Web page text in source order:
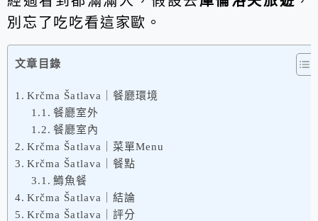
別忘了吃吃看這家歐。
文章目錄
Krčma Šatlava｜餐廳環境
餐廳室外
餐廳室內
Krčma Šatlava｜菜單Menu
Krčma Šatlava｜餐點
鱒魚餐
Krčma Šatlava｜結論
Krčma Šatlava｜評分